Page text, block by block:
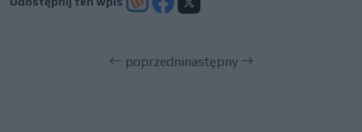
poprzedninastępny